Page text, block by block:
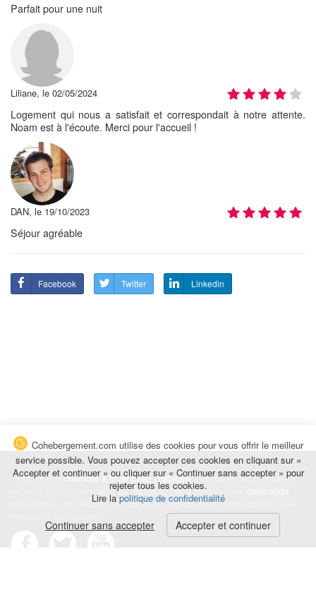
Parfait pour une nuit
Liliane, le 02/05/2024
Logement qui nous a satisfait et correspondait à notre attente.
Noam est à l'écoute. Merci pour l'accueil !
DAN, le 19/10/2023
Séjour agréable
Facebook Twitter Linkedin
Trouvez unechambre à louer chez l'habitantà la nuitée, à la semaine,
au mois ou à l'année pour de courts et longs séjours, une
temporaire : des études, un stage, un déplacement professionnel, une
Cohebergement.com utilise des cookies pour vous offrir le meilleur
service possible. Vous pouvez accepter ces cookies en cliquant sur «
Accepter et continuer » ou cliquer sur « Continuer sans accepter » pour
rejeter tous les cookies.
Lire la politique de confidentialité
Continuer sans accepter Accepter et continuer